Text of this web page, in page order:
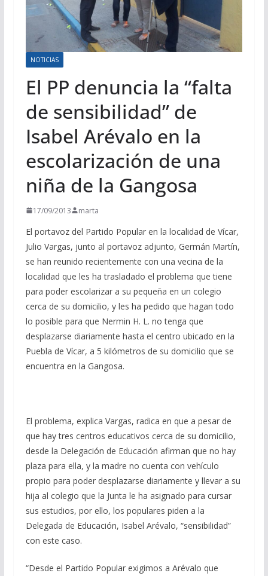
NOTICIAS
El PP denuncia la “falta
de sensibilidad” de
Isabel Arévalo en la
escolarización de una
niña de la Gangosa
17/09/2013 marta
El portavoz del Partido Popular en la localidad de Vícar,
Julio Vargas, junto al portavoz adjunto, Germán Martín,
se han reunido recientemente con una vecina de la
localidad que les ha trasladado el problema que tiene
para poder escolarizar a su pequeña en un colegio
cerca de su domicilio, y les ha pedido que hagan todo
lo posible para que Nermin H. L. no tenga que
desplazarse diariamente hasta el centro ubicado en la
Puebla de Vícar, a 5 kilómetros de su domicilio que se
encuentra en la Gangosa.
El problema, explica Vargas, radica en que a pesar de
que hay tres centros educativos cerca de su domicilio,
desde la Delegación de Educación afirman que no hay
plaza para ella, y la madre no cuenta con vehículo
propio para poder desplazarse diariamente y llevar a su
hija al colegio que la Junta le ha asignado para cursar
sus estudios, por ello, los populares piden a la
Delegada de Educación, Isabel Arévalo, “sensibilidad”
con este caso.
“Desde el Partido Popular exigimos a Arévalo que